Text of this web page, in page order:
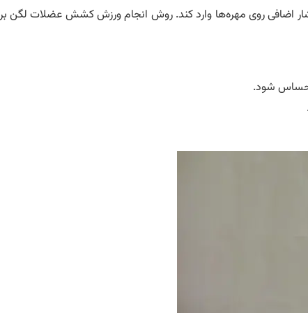
اضافی روی مهره‌ها وارد کند. روش انجام ورزش کشش عضلات لگن
احساس شود.